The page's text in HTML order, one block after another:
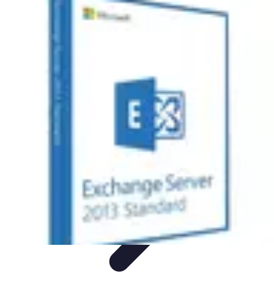
Pionieri dell'Innovazione
Tecnologie Emergenti Startup e InnovazioneEnergia e